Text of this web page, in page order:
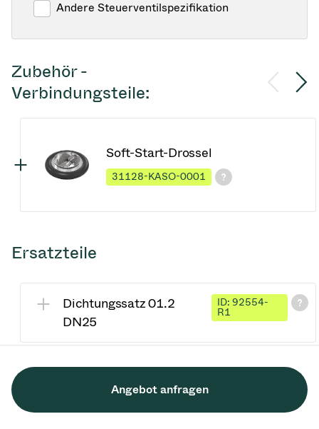
Andere Steuerventilspezifikation
Zubehör -
Verbindungsteile:
Soft-Start-Drossel
31128-KASO-0001
Ersatzteile
Dichtungssatz 01.2
DN25
ID: 92554-
R1
Angebot anfragen